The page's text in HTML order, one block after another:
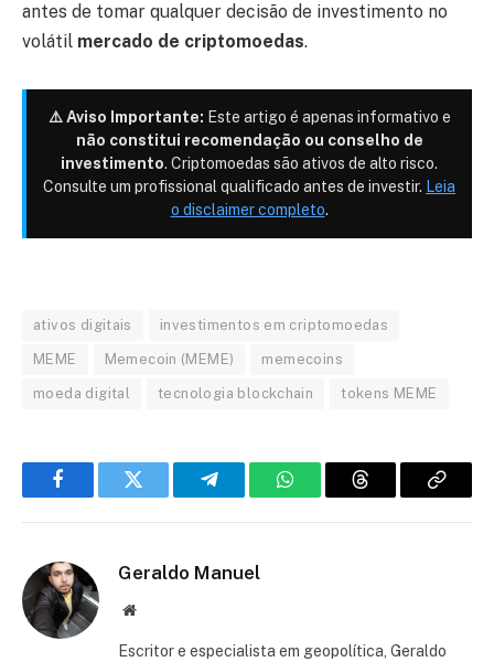
antes de tomar qualquer decisão de investimento no
volátil mercado de criptomoedas.
⚠️ Aviso Importante: Este artigo é apenas informativo e
não constitui recomendação ou conselho de
investimento. Criptomoedas são ativos de alto risco.
Consulte um profissional qualificado antes de investir. Leia
o disclaimer completo.
ativos digitais investimentos em criptomoedas
MEME Memecoin (MEME) memecoins
moeda digital tecnologia blockchain tokens MEME
FacebookTwitter TelegramWhatsAppThreads Copiar
Geraldo Manuel
Site
Escritor e especialista em geopolítica, Geraldo